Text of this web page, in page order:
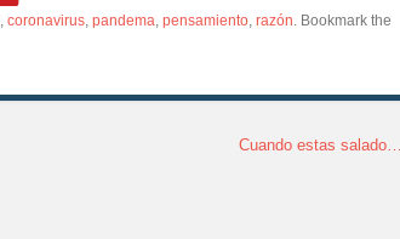
coronavirus pandema pensamiento razón . Bookmark the
Cuando estas salado…